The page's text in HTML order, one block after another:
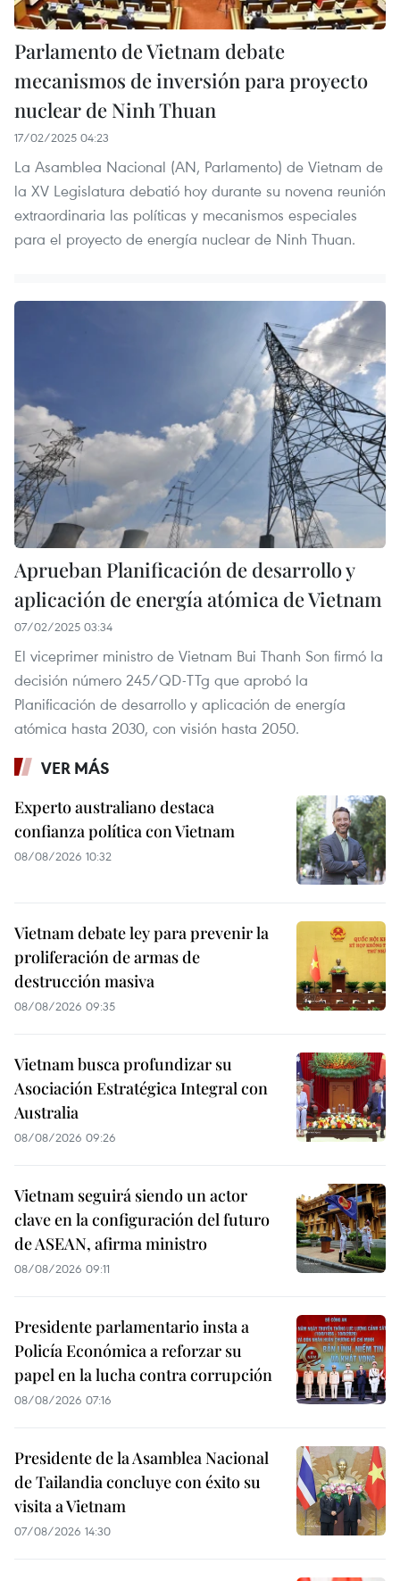
Parlamento de Vietnam debate
mecanismos de inversión para proyecto
nuclear de Ninh Thuan
17/02/2025 04:23
La Asamblea Nacional (AN, Parlamento) de Vietnam de
la XV Legislatura debatió hoy durante su novena reunión
extraordinaria las políticas y mecanismos especiales
para el proyecto de energía nuclear de Ninh Thuan.
Aprueban Planificación de desarrollo y
aplicación de energía atómica de Vietnam
07/02/2025 03:34
El viceprimer ministro de Vietnam Bui Thanh Son firmó la
decisión número 245/QD-TTg que aprobó la
Planificación de desarrollo y aplicación de energía
atómica hasta 2030, con visión hasta 2050.
VER MÁS
Experto australiano destaca
confianza política con Vietnam
08/08/2026 10:32
Vietnam debate ley para prevenir la
proliferación de armas de
destrucción masiva
08/08/2026 09:35
Vietnam busca profundizar su
Asociación Estratégica Integral con
Australia
08/08/2026 09:26
Vietnam seguirá siendo un actor
clave en la configuración del futuro
de ASEAN, afirma ministro
08/08/2026 09:11
Presidente parlamentario insta a
Policía Económica a reforzar su
papel en la lucha contra corrupción
08/08/2026 07:16
Presidente de la Asamblea Nacional
de Tailandia concluye con éxito su
visita a Vietnam
07/08/2026 14:30